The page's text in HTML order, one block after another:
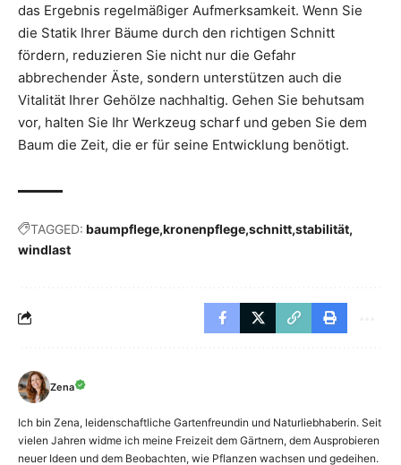
das Ergebnis regelmäßiger Aufmerksamkeit. Wenn Sie
die Statik Ihrer Bäume durch den richtigen Schnitt
fördern, reduzieren Sie nicht nur die Gefahr
abbrechender Äste, sondern unterstützen auch die
Vitalität Ihrer Gehölze nachhaltig. Gehen Sie behutsam
vor, halten Sie Ihr Werkzeug scharf und geben Sie dem
Baum die Zeit, die er für seine Entwicklung benötigt.
TAGGED: baumpflege kronenpflege schnitt stabilität
windlast
Zena
Ich bin Zena, leidenschaftliche Gartenfreundin und Naturliebhaberin. Seit
vielen Jahren widme ich meine Freizeit dem Gärtnern, dem Ausprobieren
neuer Ideen und dem Beobachten, wie Pflanzen wachsen und gedeihen.